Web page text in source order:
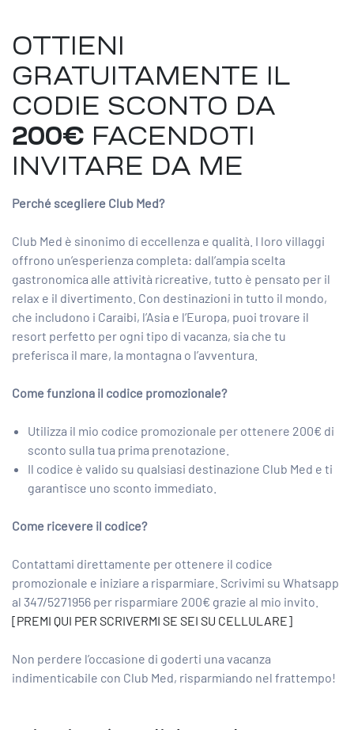
OTTIENI
GRATUITAMENTE IL
CODIE SCONTO DA
200€ FACENDOTI
INVITARE DA ME
Perché scegliere Club Med?
Club Med è sinonimo di eccellenza e qualità. I loro villaggi
offrono un’esperienza completa: dall’ampia scelta
gastronomica alle attività ricreative, tutto è pensato per il
relax e il divertimento. Con destinazioni in tutto il mondo,
che includono i Caraibi, l’Asia e l’Europa, puoi trovare il
resort perfetto per ogni tipo di vacanza, sia che tu
preferisca il mare, la montagna o l’avventura.
Come funziona il codice promozionale?
Utilizza il mio codice promozionale per ottenere 200€ di
sconto sulla tua prima prenotazione.
Il codice è valido su qualsiasi destinazione Club Med e ti
garantisce uno sconto immediato.
Come ricevere il codice?
Contattami direttamente per ottenere il codice
promozionale e iniziare a risparmiare. Scrivimi su Whatsapp
al 347/5271956 per risparmiare 200€ grazie al mio invito.
[PREMI QUI PER SCRIVERMI SE SEI SU CELLULARE]
Non perdere l’occasione di goderti una vacanza
indimenticabile con Club Med, risparmiando nel frattempo!